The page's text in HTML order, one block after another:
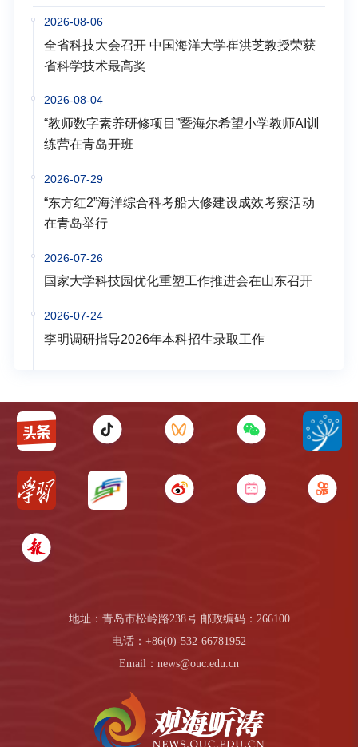
2026-08-06
全省科技大会召开 中国海洋大学崔洪芝教授荣获
省科学技术最高奖
2026-08-04
“教师数字素养研修项目”暨海尔希望小学教师AI训
练营在青岛开班
2026-07-29
“东方红2”海洋综合科考船大修建设成效考察活动
在青岛举行
2026-07-26
国家大学科技园优化重塑工作推进会在山东召开
2026-07-24
李明调研指导2026年本科招生录取工作
地址：青岛市松岭路238号 邮政编码：266100
电话：+86(0)-532-66781952
Email：news@ouc.edu.cn